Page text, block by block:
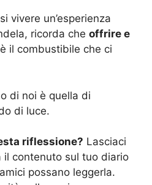
vivere un’esperienza
ricorda che offrire e
è il combustibile che ci
di noi è quella di
di luce.
riflessione? Lasciaci
il contenuto sul tuo diario
possano leggerla.